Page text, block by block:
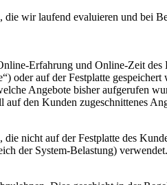
wir laufend evaluieren und bei
Erfahrung und Online-Zeit
oder auf der Festplatte
Angebote bisher aufgerufen
den Kunden zugeschnittenes
nicht auf der Festplatte des
der System-Belastung) verwendet.